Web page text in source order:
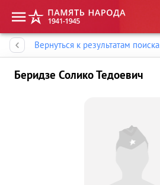
Вернуться к результатам поиска
Беридзе Солико Тедоевич
Память народа